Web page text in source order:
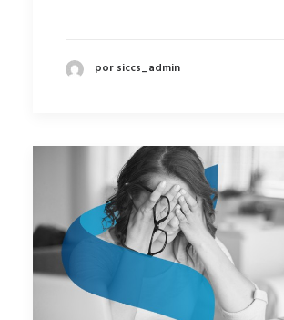
por siccs_admin